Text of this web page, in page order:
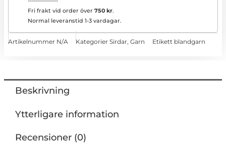
Fri frakt vid order över 750 kr.
Normal leveranstid 1-3 vardagar.
Artikelnummer N/A Kategorier Sirdar, Garn Etikett blandgarn
Beskrivning
Ytterligare information
Recensioner (0)